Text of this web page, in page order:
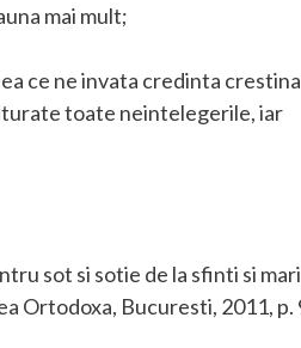
mai mult;
ce ne invata credinta
toate neintelegerile, iar
sot si sotie de la sfinti si mari
Ortodoxa, Bucuresti, 2011, p.